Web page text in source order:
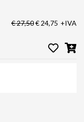
€ 27,50€ 24,75 +IVA